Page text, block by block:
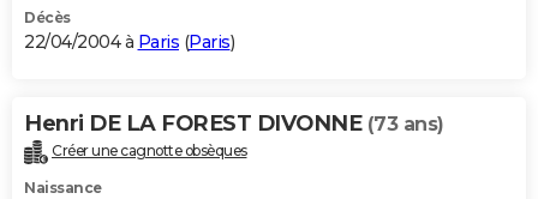
Décès
22/04/2004 à Paris (Paris)
Henri DE LA FOREST DIVONNE (73 ans)
Créer une cagnotte obsèques
Naissance